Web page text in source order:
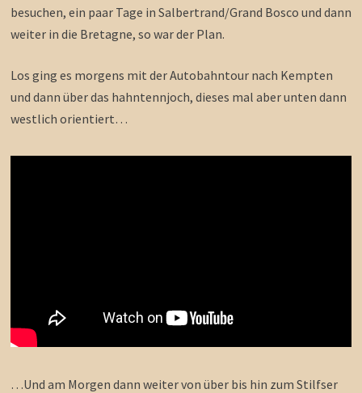
besuchen, ein paar Tage in Salbertrand/Grand Bosco und dann
weiter in die Bretagne, so war der Plan.
Los ging es morgens mit der Autobahntour nach Kempten
und dann über das hahntennjoch, dieses mal aber unten dann
westlich orientiert…
…Und am Morgen dann weiter von über bis hin zum Stilfser